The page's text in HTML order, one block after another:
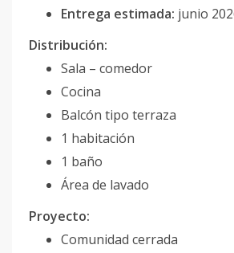
Entrega estimada: junio
Distribución:
Sala – comedor
Cocina
Balcón tipo terraza
1 habitación
1 baño
Área de lavado
Proyecto:
Comunidad cerrada